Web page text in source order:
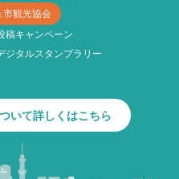
観光協会
稿キャンペーン
ジタルスタンプラリー
いて詳しくはこちら